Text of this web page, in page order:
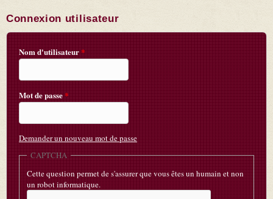
Connexion utilisateur
Nom d'utilisateur*
Mot de passe*
Demander un nouveau mot de passe
CAPTCHA
Cette question permet de s'assurer que vous êtes un humain et non
un robot informatique.